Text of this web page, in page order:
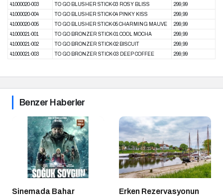
41000020-003
TO GO BLUSHER STICK-03 ROSY BLISS
299,99
41000020-004
TO GO BLUSHER STICK-04 PINKY KISS
299,99
41000020-005
TO GO BLUSHER STICK-05 CHARMING MAUVE
299,99
41000021-001
TO GO BRONZER STICK-01 COOL MOCHA
299,99
41000021-002
TO GO BRONZER STICK-02 BISCUIT
299,99
41000021-003
TO GO BRONZER STICK-03 DEEP COFFEE 299,99
Benzer Haberler
Sinemada Bahar
Erken Rezervasyonun